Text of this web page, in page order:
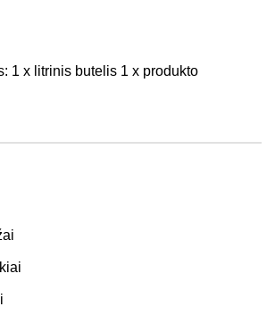
1 x litrinis butelis 1 x produkto